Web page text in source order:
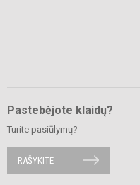
Pastebėjote klaidų?
Turite pasiūlymų?
RAŠYKITE